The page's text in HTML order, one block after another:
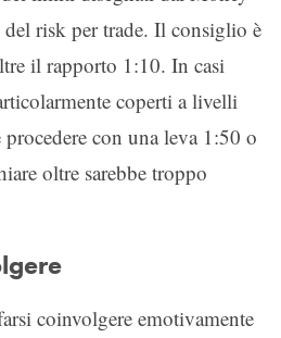
risk per trade. Il consiglio è
il rapporto 1:10. In casi
coperti a livelli
con una leva 1:50 o
oltre sarebbe troppo
coinvolgere emotivamente